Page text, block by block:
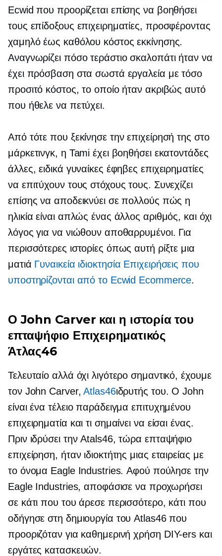
Ecwid που προορίζεται επίσης να βοηθήσει
τους επίδοξους επιχειρηματίες, προσφέροντας
χαμηλό έως καθόλου κόστος εκκίνησης.
Αναγνωρίζει πόσο τεράστιο σκαλοπάτι ήταν να
έχει πρόσβαση στα σωστά εργαλεία με τόσο
προσιτό κόστος, το οποίο ήταν ακριβώς αυτό
που ήθελε να πετύχει.
Από τότε που ξεκίνησε την επιχείρησή της στο
μάρκετινγκ, η Tami έχει βοηθήσει εκατοντάδες
άλλες, ειδικά γυναίκες έφηβες επιχειρηματίες
να επιτύχουν τους στόχους τους. Συνεχίζει
επίσης να αποδεικνύει σε πολλούς πώς η
ηλικία είναι απλώς ένας άλλος αριθμός, και όχι
λόγος για να νιώθουν αποθαρρυμένοι. Για
περισσότερες ιστορίες όπως αυτή ρίξτε μια
ματιά Γυναικεία ιδιοκτησία Επιχειρήσεις που
υποστηρίζονται από το Ecwid Ecommerce.
Ο John Carver και η ιστορία του
επταψήφιο Επιχειρηματικός
Άτλας46
Τελευταίο αλλά όχι λιγότερο σημαντικό, έχουμε
τον John Carver,Atlas46ιδρυτής του. Ο John
είναι ένα τέλειο παράδειγμα επιτυχημένου
επιχειρηματία και τι σημαίνει να είσαι ένας.
Πριν ιδρύσει την Atals46, τώρα επταψήφιο
επιχείρηση, ήταν ιδιοκτήτης μιας εταιρείας με
το όνομα Eagle Industries. Αφού πούλησε την
Eagle Industries, αποφάσισε να προχωρήσει
σε κάτι που του άρεσε περισσότερο, κάτι που
οδήγησε στη δημιουργία του Atlas46 που
προοριζόταν για καθημερινή χρήση DIY-ers και
εργάτες κατασκευών.